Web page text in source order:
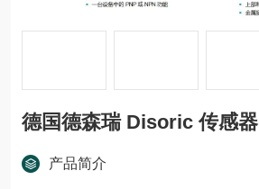
德国德森瑞 Disoric 传感器
产品简介